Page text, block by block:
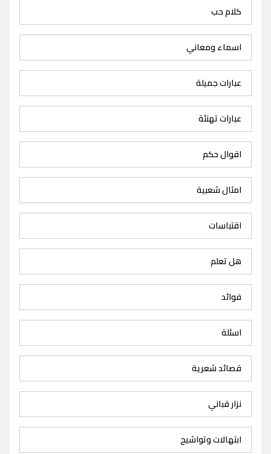
كلام حب
اسماء ومعاني
عبارات جميلة
عبارات تهنئة
اقوال حكم
امثال شعبية
اقتباسات
هل تعلم
فوائد
اسئلة
قصائد شعرية
نزار قباني
ابتهالات وتواشيح